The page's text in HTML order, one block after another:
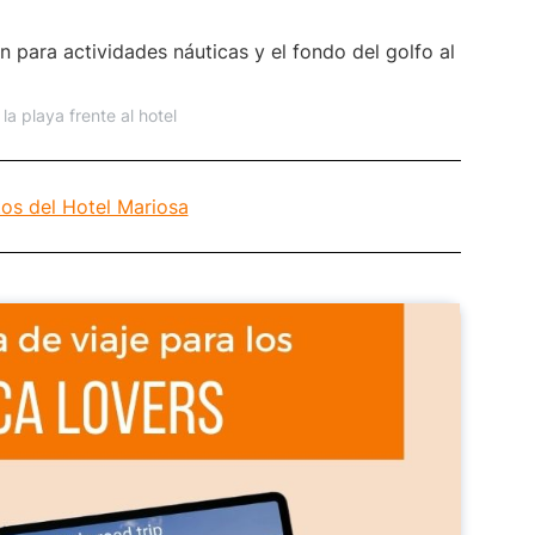
playa frente al hotel
del Hotel Mariosa